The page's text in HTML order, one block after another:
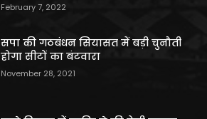
February 7, 2022
सपा की गठबंधन सियासत में बड़ी चुनौती
होगा सीटों का बंटवारा
November 28, 2021